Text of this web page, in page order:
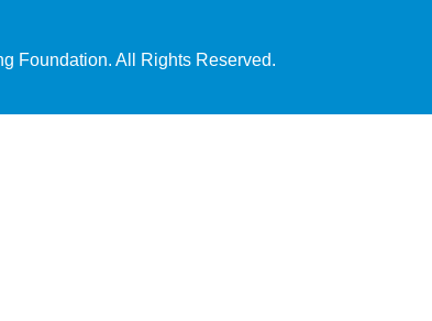
Foundation. All Rights Reserved.